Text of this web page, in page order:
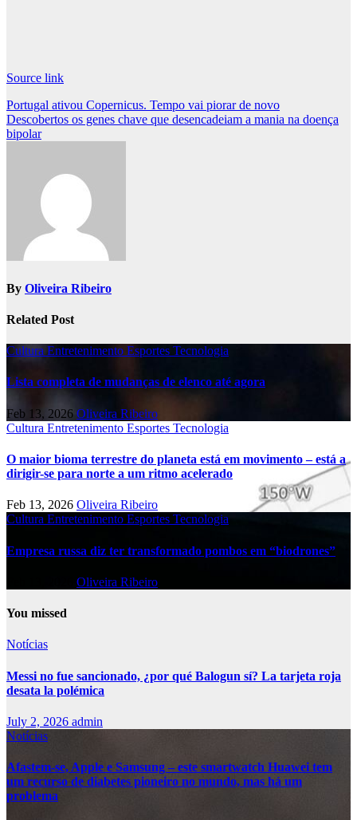
Source link
Post
navigation
Portugal ativou Copernicus⁩. Tempo vai piorar de novo
Descobertos os genes chave que desencadeiam a mania na doença
bipolar
By Oliveira Ribeiro
Related Post
Cultura Entretenimento Esportes Tecnologia
Lista completa de mudanças de elenco até agora
Feb 13, 2026 Oliveira Ribeiro
Cultura Entretenimento Esportes Tecnologia
O maior bioma terrestre do planeta está em movimento – está a
dirigir-se para norte a um ritmo acelerado
Feb 13, 2026 Oliveira Ribeiro
Cultura Entretenimento Esportes Tecnologia
Empresa russa diz ter transformado pombos em “biodrones”
Oliveira Ribeiro
You missed
Notícias
Messi no fue sancionado, ¿por qué Balogun sí? La tarjeta roja
desata la polémica
July 2, 2026 admin
Notícias
Afastem-se, Apple e Samsung – este smartwatch Huawei tem
um recurso de diabetes pioneiro no mundo, mas há um
problema